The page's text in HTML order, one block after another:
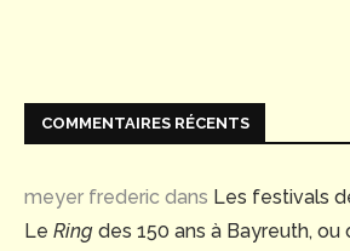
COMMENTAIRES RÉCENTS
meyer frederic dans Les festivals
Le Ring des 150 ans à Bayreuth, ou